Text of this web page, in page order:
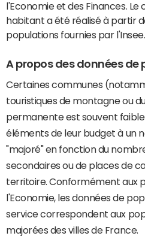
l'Economie et des Finances.
habitant a été réalisé à partir
populations fournies par l'Insee.
A propos des données de
Certaines communes
touristiques de montagne ou
permanente est souvent
éléments de leur budget à un
"majoré" en fonction du
secondaires ou de places de
territoire. Conformément aux
l'Economie, les données de
service correspondent aux
majorées des villes de France.